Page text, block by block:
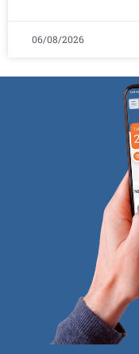
06/08/2026